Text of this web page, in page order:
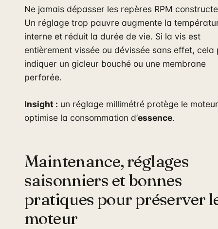
Ne jamais dépasser les repères RPM
Un réglage trop pauvre augmente la
interne et réduit la durée de vie. Si la vis est
entièrement vissée ou dévissée sans effet, cela
indiquer un gicleur bouché ou une membrane
perforée.
Insight : un réglage millimétré protège le
optimise la consommation d’essence.
Maintenance, réglages
saisonniers et bonnes
pratiques pour préserver
moteur